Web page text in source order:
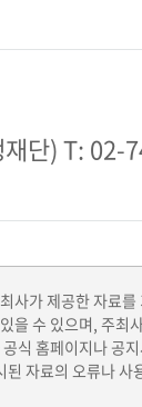
재단) T:
사가 제공한 자료
을 수 있으며, 주최
식 홈페이지나 공
자료의 오류나